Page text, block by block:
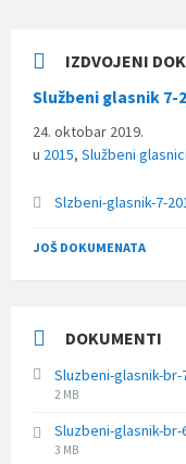
IZDVOJENI
Službeni glasnik 7-
24. oktobar 2019.
u 2015, Službeni glasnici
Slzbeni-glasnik-7-
JOŠ DOKUMENATA
DOKUMENTI
Sluzbeni-glasnik-
File
2 MB
Sluzbeni-glasnik-
File
3 MB